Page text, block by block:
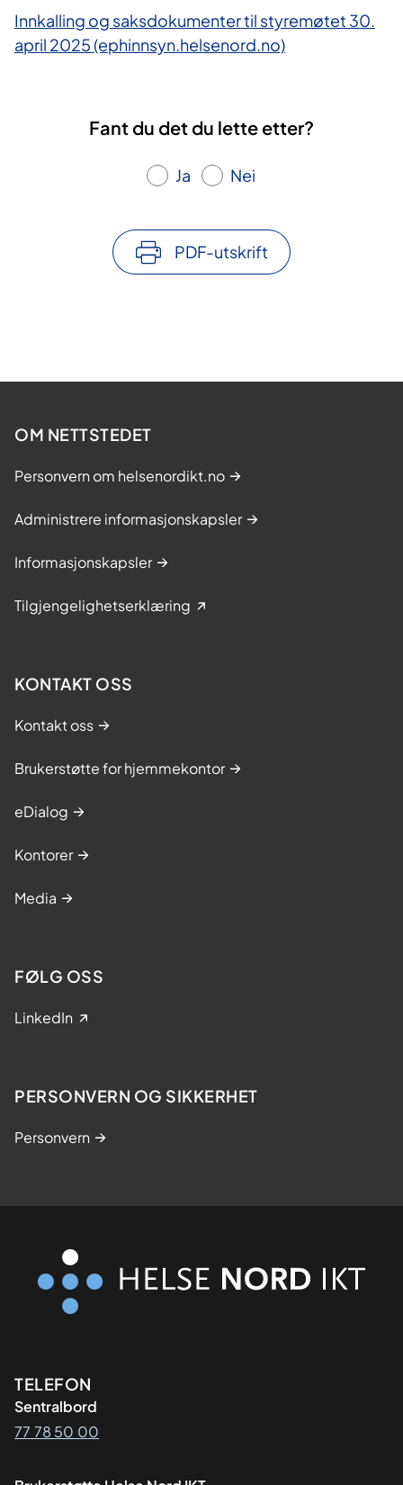
Innkalling og saksdokumenter til styremøtet 30.
april 2025 (ephinnsyn.helsenord.no)
Fant du det du lette etter?
Ja Nei
PDF-utskrift
OM NETTSTEDET
Personvern om helsenordikt.no
Administrere informasjonskapsler
Informasjonskapsler
Tilgjengelighetserklæring
KONTAKT OSS
Kontakt oss
Brukerstøtte for hjemmekontor
eDialog
Kontorer
Media
FØLG OSS
LinkedIn
PERSONVERN OG SIKKERHET
Personvern
Kontaktinformasjon
TELEFON
Sentralbord
77 78 50 00